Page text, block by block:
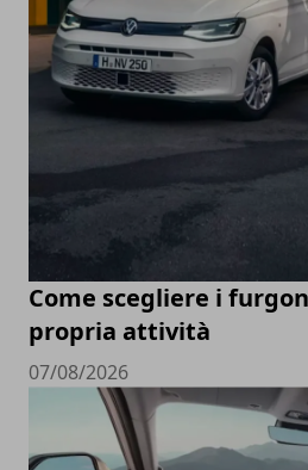
Come scegliere i
propria attività
07/08/2026